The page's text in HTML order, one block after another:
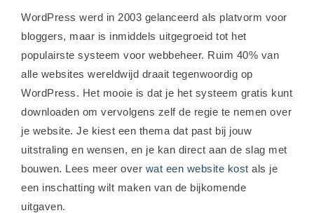
WordPress werd in 2003 gelanceerd als platvorm voor
bloggers, maar is inmiddels uitgegroeid tot het
populairste systeem voor webbeheer. Ruim 40% van
alle websites wereldwijd draait tegenwoordig op
WordPress. Het mooie is dat je het systeem gratis kunt
downloaden om vervolgens zelf de regie te nemen over
je website. Je kiest een thema dat past bij jouw
uitstraling en wensen, en je kan direct aan de slag met
bouwen. Lees meer over wat een website kost als je
een inschatting wilt maken van de bijkomende
uitgaven.